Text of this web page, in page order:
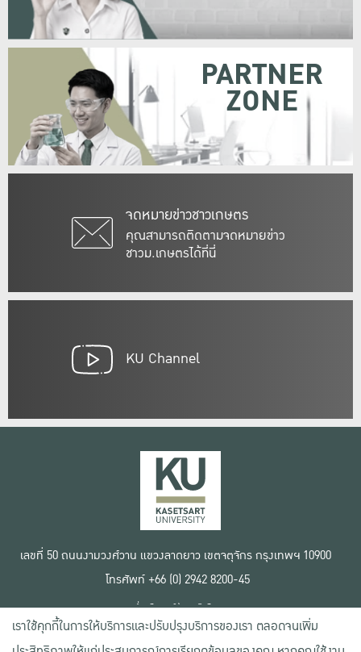
จดหมายข่าวชาวเกษตร
คุณสามารถติดตามจดหมายข่าว
ชาวม.เกษตรได้ที่นี่
PARTNER
ZONE
KU Channel
เลขที่ 50 ถนนงามวงศ์วาน แขวงลาดยาว เขตจตุจักร กรุงเทพฯ 10900
โทรศัพท์ +66 (0) 2942 8200-45
เงื่อนไขการใช้งานเว็บไซต์
ข้อตกลงด้านสิทธิ์ใช้งาน
นโยบายความเป็นส่วนตัว
เราใช้คุกกี้ในการให้บริการและปรับปรุงบริการของเรา ตลอดจนเพิ่ม